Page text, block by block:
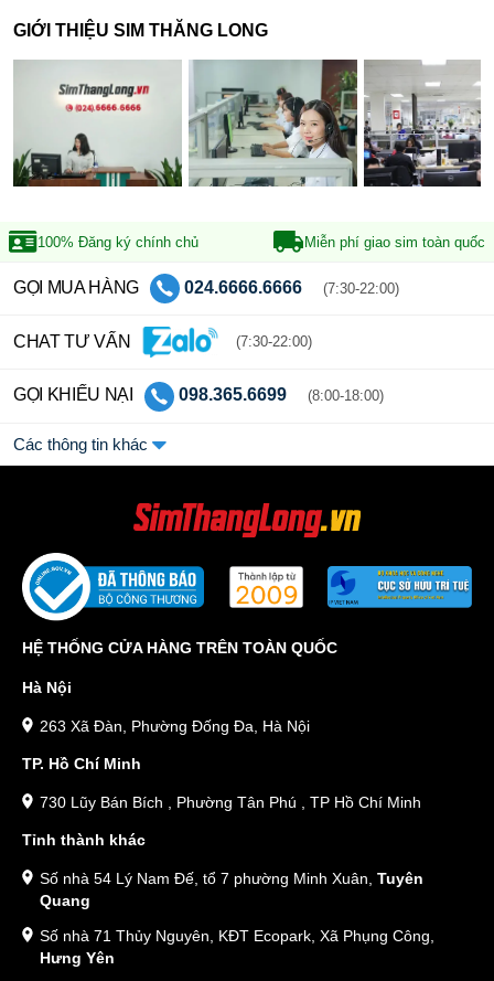
GIỚI THIỆU SIM THĂNG LONG
100% Đăng ký chính chủ Miễn phí giao sim toàn quốc
GỌI MUA HÀNG 024.6666.6666 (7:30-22:00)
CHAT TƯ VẤN (7:30-22:00)
GỌI KHIẾU NẠI 098.365.6699 (8:00-18:00)
Các thông tin khác
HỆ THỐNG CỬA HÀNG TRÊN TOÀN QUỐC
Hà Nội
263 Xã Đàn, Phường Đống Đa, Hà Nội
TP. Hồ Chí Minh
730 Lũy Bán Bích , Phường Tân Phú , TP Hồ Chí Minh
Tỉnh thành khác
Số nhà 54 Lý Nam Đế, tổ 7 phường Minh Xuân, Tuyên
Quang
Số nhà 71 Thủy Nguyên, KĐT Ecopark, Xã Phụng Công,
Hưng Yên